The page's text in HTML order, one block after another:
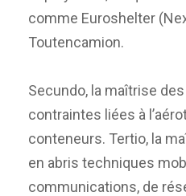
comme Euroshelter
Toutencamion.
Secundo, la maîtrise
contraintes liées à
conteneurs. Tertio, la
en abris techniques
communications, de